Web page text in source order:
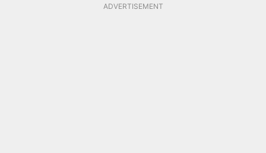
ADVERTISEMENT